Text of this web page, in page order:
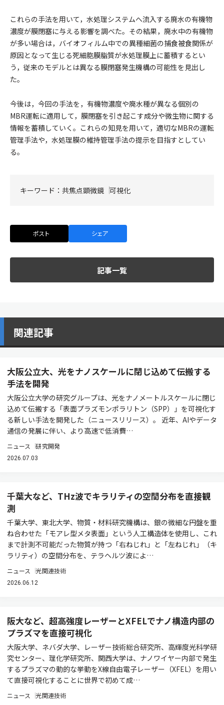
これらの手法を用いて，水処理システムへ流入する廃水の有機物
濃度が膜閉塞に与える影響を調べた。その結果，廃水中の有機物
が多い場合は，バイオフィルム中での異種細菌の捕食被食関係が
原因となって生じる死細胞膜脂質が水処理膜上に蓄積するとい
う，従来のモデルとは異なる膜閉塞発生機構の可能性を見出し
た。
今後は，今回の手法を，有機物濃度や廃水種が異なる個別の
MBR運転に適用して，膜閉塞を引き起こす成分や微生物に関する
情報を蓄積していく。これらの知見を用いて，適切なMBRの運転
管理手法や，水処理膜の維持管理手法の提示を目指すとしてい
る。
キーワード： 共焦点顕微鏡 可視化
ポスト シェア
記事一覧
関連記事
大阪公立大、光をナノスケールに閉じ込めて伝搬する
手法を開発
大阪公立大学の研究グループは、光をナノメートルスケールに閉じ
込めて伝搬する「表面プラズモンポラリトン（SPP）」を可視化す
る新しい手法を開発した（ニュースリリース）。 近年、AIやデータ
通信の発展に伴い、より高速で低消費…
ニュース 研究開発
2026.07.03
千葉大など、THz波でキラリティの空間分布を直接観
測
千葉大学、東北大学、物質・材料研究機構は、銀の微細な円盤を重
ね合わせた「モアレ型メタ表面」という人工構造体を使用し、これ
まで計測不可能だった物質が持つ「右ねじれ」と「左ねじれ」（キ
ラリティ）の空間分布を、テラヘルツ波によ…
ニュース 光関連技術
2026.06.12
阪大など、超高強度レーザーとXFELでナノ構造内部の
プラズマを直接可視化
大阪大学、ネバダ大学、レーザー技術総合研究所、高輝度光科学研
究センター、理化学研究所、関西大学は、ナノワイヤー内部で発生
するプラズマの動的な挙動をX線自由電子レーザー（XFEL）を用い
て直接可視化することに世界で初めて成…
ニュース 光関連技術